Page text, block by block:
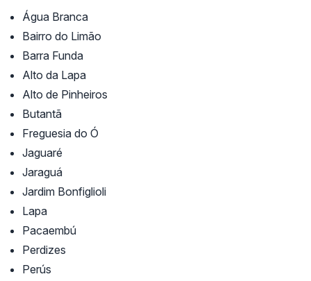
Água Branca
Bairro do Limão
Barra Funda
Alto da Lapa
Alto de Pinheiros
Butantã
Freguesia do Ó
Jaguaré
Jaraguá
Jardim Bonfiglioli
Lapa
Pacaembú
Perdizes
Perús